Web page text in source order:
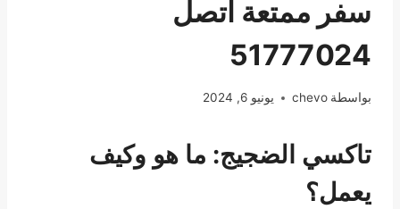
سفر ممتعة اتصل
51777024
بواسطة chevo يونيو 6, 2024
تاكسي الضجيج: ما هو وكيف
يعمل؟